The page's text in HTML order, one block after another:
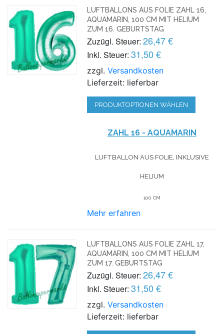
LUFTBALLONS AUS FOLIE ZAHL 16,
AQUAMARIN, 100 CM MIT HELIUM
ZUM 16. GEBURTSTAG
Zuzügl. Steuer: 26,47 €
Inkl. Steuer: 31,50 €
zzgl.Versandkosten
Lieferzeit: lieferbar
PRODUKTOPTIONEN WÄHLEN
ZAHL 16 - AQUAMARIN
LUFTBALLON AUS FOLIE, INKLUSIVE
HELIUM
100 CM
Mehr erfahren
LUFTBALLONS AUS FOLIE ZAHL 17,
AQUAMARIN, 100 CM MIT HELIUM
ZUM 17. GEBURTSTAG
Zuzügl. Steuer: 26,47 €
Inkl. Steuer: 31,50 €
zzgl.Versandkosten
Lieferzeit: lieferbar